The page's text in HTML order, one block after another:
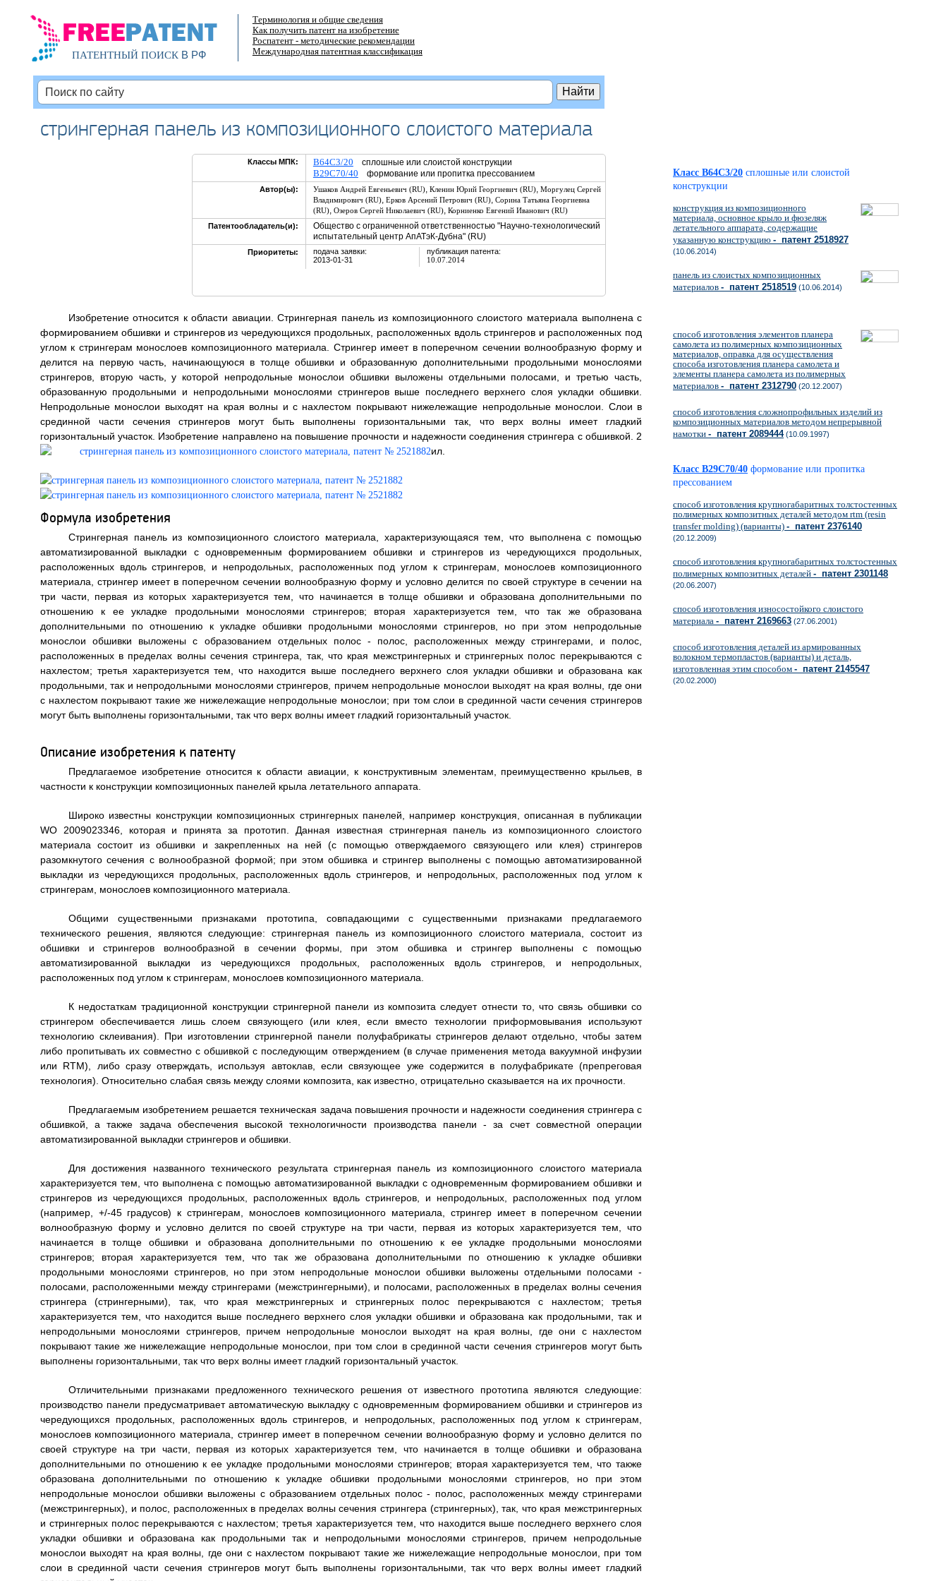
ПАТЕНТНЫЙ ПОИСКВ РФ
Терминология и общие сведения
Как получить патент на изобретение
Роспатент - методические рекомендации
Международная патентная классификация
стрингерная панель из композиционного слоистого материала
Классы МПК: B64C3/20 сплошные или слоистой конструкции
B29C70/40 формование или пропитка прессованием
Автор(ы): Ушаков Андрей Евгеньевич (RU), Кленин Юрий Георгиевич (RU), Моргулец Сергей
Владимирович (RU), Ерков Арсений Петрович (RU), Сорина Татьяна Георгиевна
(RU), Озеров Сергей Николаевич (RU), Корниенко Евгений Иванович (RU)
Патентообладатель(и):
Общество с ограниченной ответственностью "Научно-технологический
испытательный центр АпАТэК-Дубна" (RU)
Приоритеты:
подача заявки:
2013-01-31
публикация патента:
10.07.2014
Изобретение относится к области авиации. Стрингерная панель из композиционного слоистого материала выполнена с
формированием обшивки и стрингеров из чередующихся продольных, расположенных вдоль стрингеров и расположенных под
углом к стрингерам монослоев композиционного материала. Стрингер имеет в поперечном сечении волнообразную форму и
делится на первую часть, начинающуюся в толще обшивки и образованную дополнительными продольными монослоями
стрингеров, вторую часть, у которой непродольные монослои обшивки выложены отдельными полосами, и третью часть,
образованную продольными и непродольными монослоями стрингеров выше последнего верхнего слоя укладки обшивки.
Непродольные монослои выходят на края волны и с нахлестом покрывают нижележащие непродольные монослои. Слои в
срединной части сечения стрингеров могут быть выполнены горизонтальными так, что верх волны имеет гладкий
горизонтальный участок. Изобретение направлено на повышение прочности и надежности соединения стрингера с обшивкой. 2
ил.
Формула изобретения
Стрингерная панель из композиционного слоистого материала, характеризующаяся тем, что выполнена с помощью
автоматизированной выкладки с одновременным формированием обшивки и стрингеров из чередующихся продольных,
расположенных вдоль стрингеров, и непродольных, расположенных под углом к стрингерам, монослоев композиционного
материала, стрингер имеет в поперечном сечении волнообразную форму и условно делится по своей структуре в сечении на
три части, первая из которых характеризуется тем, что начинается в толще обшивки и образована дополнительными по
отношению к ее укладке продольными монослоями стрингеров; вторая характеризуется тем, что так же образована
дополнительными по отношению к укладке обшивки продольными монослоями стрингеров, но при этом непродольные
монослои обшивки выложены с образованием отдельных полос - полос, расположенных между стрингерами, и полос,
расположенных в пределах волны сечения стрингера, так, что края межстрингерных и стрингерных полос перекрываются с
нахлестом; третья характеризуется тем, что находится выше последнего верхнего слоя укладки обшивки и образована как
продольными, так и непродольными монослоями стрингеров, причем непродольные монослои выходят на края волны, где они
с нахлестом покрывают такие же нижележащие непродольные монослои; при том слои в срединной части сечения стрингеров
могут быть выполнены горизонтальными, так что верх волны имеет гладкий горизонтальный участок.
Описание изобретения к патенту
Предлагаемое изобретение относится к области авиации, к конструктивным элементам, преимущественно крыльев, в
частности к конструкции композиционных панелей крыла летательного аппарата.
Широко известны конструкции композиционных стрингерных панелей, например конструкция, описанная в публикации
WO 2009023346, которая и принята за прототип. Данная известная стрингерная панель из композиционного слоистого
материала состоит из обшивки и закрепленных на ней (с помощью отверждаемого связующего или клея) стрингеров
разомкнутого сечения с волнообразной формой; при этом обшивка и стрингер выполнены с помощью автоматизированной
выкладки из чередующихся продольных, расположенных вдоль стрингеров, и непродольных, расположенных под углом к
стрингерам, монослоев композиционного материала.
Общими существенными признаками прототипа, совпадающими с существенными признаками предлагаемого
технического решения, являются следующие: стрингерная панель из композиционного слоистого материала, состоит из
обшивки и стрингеров волнообразной в сечении формы, при этом обшивка и стрингер выполнены с помощью
автоматизированной выкладки из чередующихся продольных, расположенных вдоль стрингеров, и непродольных,
расположенных под углом к стрингерам, монослоев композиционного материала.
К недостаткам традиционной конструкции стрингерной панели из композита следует отнести то, что связь обшивки со
стрингером обеспечивается лишь слоем связующего (или клея, если вместо технологии приформовывания используют
технологию склеивания). При изготовлении стрингерной панели полуфабрикаты стрингеров делают отдельно, чтобы затем
либо пропитывать их совместно с обшивкой с последующим отверждением (в случае применения метода вакуумной инфузии
или RTM), либо сразу отверждать, используя автоклав, если связующее уже содержится в полуфабрикате (препреговая
технология). Относительно слабая связь между слоями композита, как известно, отрицательно сказывается на их прочности.
Предлагаемым изобретением решается техническая задача повышения прочности и надежности соединения стрингера с
обшивкой, а также задача обеспечения высокой технологичности производства панели - за счет совместной операции
автоматизированной выкладки стрингеров и обшивки.
Для достижения названного технического результата стрингерная панель из композиционного слоистого материала
характеризуется тем, что выполнена с помощью автоматизированной выкладки с одновременным формированием обшивки и
стрингеров из чередующихся продольных, расположенных вдоль стрингеров, и непродольных, расположенных под углом
(например, +/-45 градусов) к стрингерам, монослоев композиционного материала, стрингер имеет в поперечном сечении
волнообразную форму и условно делится по своей структуре на три части, первая из которых характеризуется тем, что
начинается в толще обшивки и образована дополнительными по отношению к ее укладке продольными монослоями
стрингеров; вторая характеризуется тем, что так же образована дополнительными по отношению к укладке обшивки
продольными монослоями стрингеров, но при этом непродольные монослои обшивки выложены отдельными полосами -
полосами, расположенными между стрингерами (межстрингерными), и полосами, расположенных в пределах волны сечения
стрингера (стрингерными), так, что края межстрингерных и стрингерных полос перекрываются с нахлестом; третья
характеризуется тем, что находится выше последнего верхнего слоя укладки обшивки и образована как продольными, так и
непродольными монослоями стрингеров, причем непродольные монослои выходят на края волны, где они с нахлестом
покрывают такие же нижележащие непродольные монослои, при том слои в срединной части сечения стрингеров могут быть
выполнены горизонтальными, так что верх волны имеет гладкий горизонтальный участок.
Отличительными признаками предложенного технического решения от известного прототипа являются следующие:
производство панели предусматривает автоматическую выкладку с одновременным формированием обшивки и стрингеров из
чередующихся продольных, расположенных вдоль стрингеров, и непродольных, расположенных под углом к стрингерам,
монослоев композиционного материала, стрингер имеет в поперечном сечении волнообразную форму и условно делится по
своей структуре на три части, первая из которых характеризуется тем, что начинается в толще обшивки и образована
дополнительными по отношению к ее укладке продольными монослоями стрингеров; вторая характеризуется тем, что также
образована дополнительными по отношению к укладке обшивки продольными монослоями стрингеров, но при этом
непродольные монослои обшивки выложены с образованием отдельных полос - полос, расположенных между стрингерами
(межстрингерных), и полос, расположенных в пределах волны сечения стрингера (стрингерных), так, что края межстрингерных
и стрингерных полос перекрываются с нахлестом; третья характеризуется тем, что находится выше последнего верхнего слоя
укладки обшивки и образована как продольными так и непродольными монослоями стрингеров, причем непродольные
монослои выходят на края волны, где они с нахлестом покрывают такие же нижележащие непродольные монослои, при том
слои в срединной части сечения стрингеров могут быть выполнены горизонтальными, так что верх волны имеет гладкий
Класс B64C3/20 сплошные или слоистой
конструкции
конструкция из композиционного
материала, основное крыло и фюзеляж
летательного аппарата, содержащие
указанную конструкцию - патент 2518927
(10.06.2014)
панель из слоистых композиционных
материалов - патент 2518519 (10.06.2014)
способ изготовления элементов планера
самолета из полимерных композиционных
материалов, оправка для осуществления
способа изготовления планера самолета и
элементы планера самолета из полимерных
материалов - патент 2312790 (20.12.2007)
способ изготовления сложнопрофильных изделий из
композиционных материалов методом непрерывной
намотки - патент 2089444(10.09.1997)
Класс B29C70/40 формование или пропитка
прессованием
способ изготовления крупногабаритных толстостенных
полимерных композитных деталей методом rtm (resin
transfer molding) (варианты) - патент 2376140
(20.12.2009)
способ изготовления крупногабаритных толстостенных
полимерных композитных деталей - патент 2301148
(20.06.2007)
способ изготовления износостойкого слоистого
материала - патент 2169663 (27.06.2001)
способ изготовления деталей из армированных
волокном термопластов (варианты) и деталь,
изготовленная этим способом - патент 2145547
(20.02.2000)